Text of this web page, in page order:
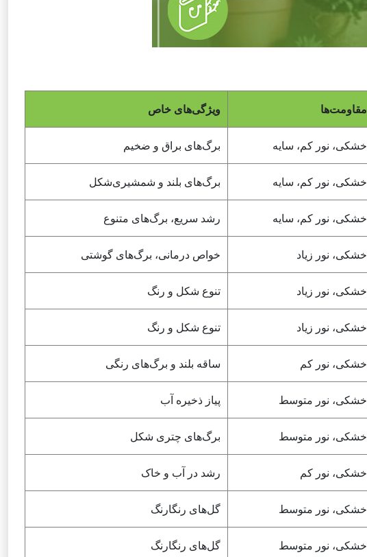
مقاومت‌ها ویژگی‌های خاص
خشکی، نور کم، سایه برگ‌های براق و ضخیم
خشکی، نور کم، سایه برگ‌های بلند و شمشیری‌شکل
خشکی، نور کم، سایه رشد سریع، برگ‌های متنوع
خشکی، نور زیاد خواص درمانی، برگ‌های گوشتی
خشکی، نور زیاد تنوع شکل و رنگ
خشکی، نور زیاد تنوع شکل و رنگ
خشکی، نور کم ساقه بلند و برگ‌های رنگی
خشکی، نور متوسط پیاز ذخیره آب
خشکی، نور متوسط برگ‌های چتری شکل
خشکی، نور کم رشد در آب و خاک
خشکی، نور متوسط گل‌های رنگارنگ
خشکی، نور متوسط گل‌های رنگارنگ